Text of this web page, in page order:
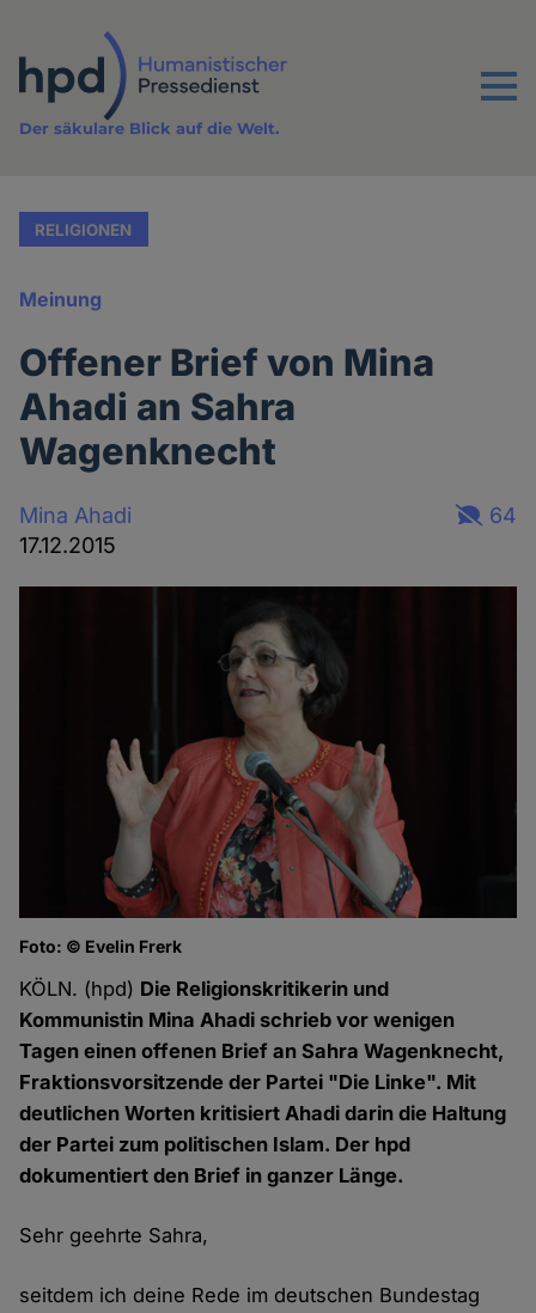
Inhalt
Menu
Der säkulare Blick auf die Welt.
RELIGIONEN
Meinung
Offener Brief von Mina
Ahadi an Sahra
Wagenknecht
Mina Ahadi
17.12.2015
64
Foto: © Evelin Frerk
KÖLN. (hpd) Die Religionskritikerin und
Kommunistin Mina Ahadi schrieb vor wenigen
Tagen einen offenen Brief an Sahra Wagenknecht,
Fraktionsvorsitzende der Partei "Die Linke". Mit
deutlichen Worten kritisiert Ahadi darin die Haltung
der Partei zum politischen Islam. Der hpd
dokumentiert den Brief in ganzer Länge.
Sehr geehrte Sahra,
seitdem ich deine Rede im deutschen Bundestag